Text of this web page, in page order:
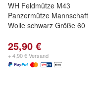
WH Feldmütze M43
Panzermütze Mannschaft
Wolle schwarz Größe 60
25,90 €
+ 4,90 € Versand